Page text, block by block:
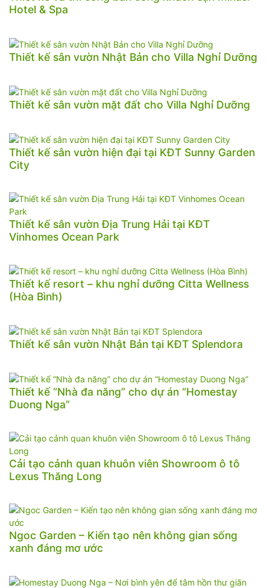
Hotel & Spa
Thiết kế sân vườn Nhật Bản cho Villa Nghỉ Dưỡng
Thiết kế sân vườn mặt đất cho Villa Nghỉ Dưỡng
Thiết kế sân vườn hiện đại tại KĐT Sunny Garden
City
Thiết kế sân vườn Địa Trung Hải tại KĐT
Vinhomes Ocean Park
Thiết kế resort – khu nghỉ dưỡng Citta Wellness
(Hòa Bình)
Thiết kế sân vườn Nhật Bản tại KĐT Splendora
Thiết kế “Nhà đa năng” cho dự án “Homestay
Duong Nga”
Cải tạo cảnh quan khuôn viên Showroom ô tô
Lexus Thăng Long
Ngoc Garden – Kiến tạo nên không gian sống
xanh đáng mơ ước